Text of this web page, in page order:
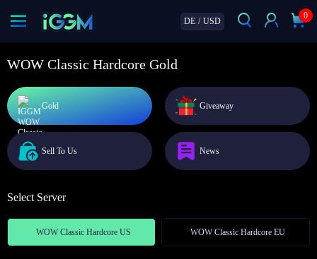
DE / USD
0
WOW Classic Hardcore Gold
Gold Giveaway
Sell To Us News
Select Server
WOW Classic Hardcore US WOW Classic Hardcore EU